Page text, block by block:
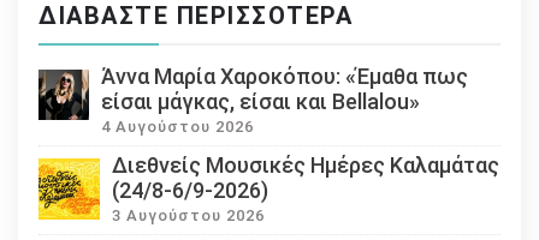
ΔΙΑΒΆΣΤΕ ΠΕΡΙΣΣΌΤΕΡΑ
Άννα Μαρία Χαροκόπου: «Έμαθα πως
είσαι μάγκας, είσαι και Bellalou»
4 Αυγούστου 2026
Διεθνείς Μουσικές Ημέρες Καλαμάτας
(24/8-6/9-2026)
3 Αυγούστου 2026